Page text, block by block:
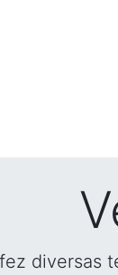
diversas